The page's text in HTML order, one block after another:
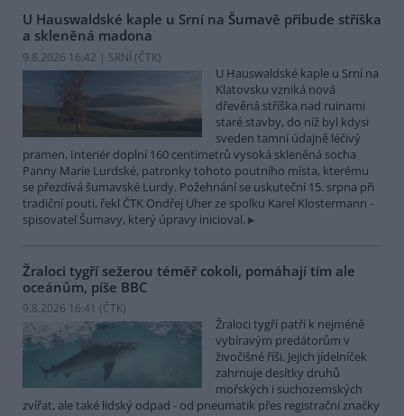
U Hauswaldské kaple u Srní na Šumavě přibude stříška
a skleněná madona
9.8.2026 16:42 | SRNÍ (ČTK)
U Hauswaldské kaple u Srní na
Klatovsku vzniká nová
dřevěná stříška nad ruinami
staré stavby, do níž byl kdysi
sveden tamní údajně léčivý
pramen. Interiér doplní 160 centimetrů vysoká skleněná socha
Panny Marie Lurdské, patronky tohoto poutního místa, kterému
se přezdívá šumavské Lurdy. Požehnání se uskuteční 15. srpna při
tradiční pouti, řekl ČTK Ondřej Uher ze spolku Karel Klostermann -
spisovatel Šumavy, který úpravy inicioval.
Žraloci tygří sežerou téměř cokoli, pomáhají tím ale
oceánům, píše BBC
9.8.2026 16:41 (ČTK)
Žraloci tygří patří k nejméně
vybíravým predátorům v
živočišné říši. Jejich jídelníček
zahrnuje desítky druhů
mořských i suchozemských
zvířat, ale také lidský odpad - od pneumatik přes registrační značky